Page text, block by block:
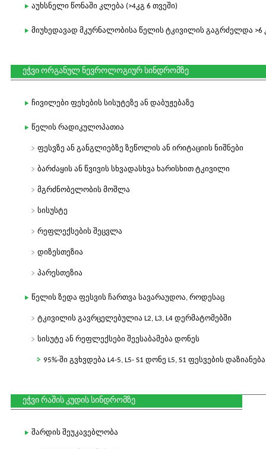
აუხსნელი წონაში კლება (>4კგ 6 თვეში)
მიუხედავად მკურნალობისა წელის ტკივილის გაგრძელდა >6
ეჭვი ორგანულ ნევროლოგიურ სინდრომზე
ჩივილები ფეხების სისუტეზე ან დაბუჟებაზე
წელის რადიკულოპათია
ფესვზე ან განგლიებზე ზეწოლის ან ირიტაციის ნიშნები
ბარძაყის ან წვივის სხვადასხვა ხარისხით ტკივილი
მგრძნობელობის მოშლა
სისუსტე
რეფლექსების შეცვლა
დიზესთეზია
პარესთეზია
წელის ზედა ფესვის ჩართვა სავარაუდოა, როდესაც
ტკივილის გავრცელებულია L2, L3, L4 დერმატომებში
სისუტე ან რეფლექსები შეესაბამება დონეს
95%-ში გვხვდება L4-5, L5- S1 დონე L5, S1 ფესვების
ეჭვი რაშის კუდის სინდრომზე
შარდის შეუკავებლობა